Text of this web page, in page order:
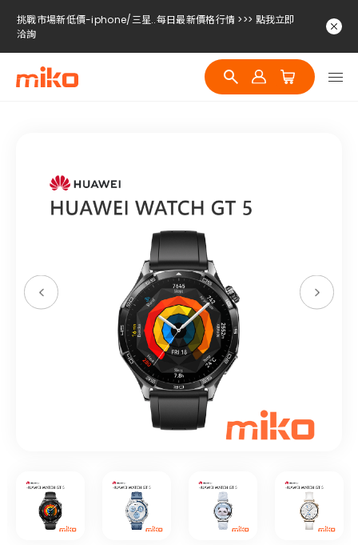
挑戰市場新低價-iphone/三星..每日最新價格行情 >>> 點我立即
洽詢
挑戰市場新低價-iphone/三星..每日最新價格行情 >>> 點我立即
洽詢
挑戰市場新低價-iphone/三星..每日最新價格行情 >>> 點我立即